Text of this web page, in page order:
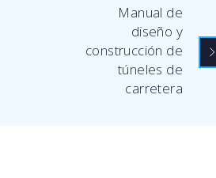
Manual de
diseño y
construcción de
túneles de
carretera